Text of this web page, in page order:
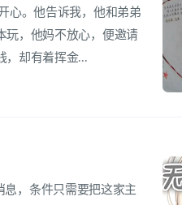
心。他告诉我，他和弟弟
玩，他妈不放心，便邀请
，却有着挥金...
息，条件只需要把这家主